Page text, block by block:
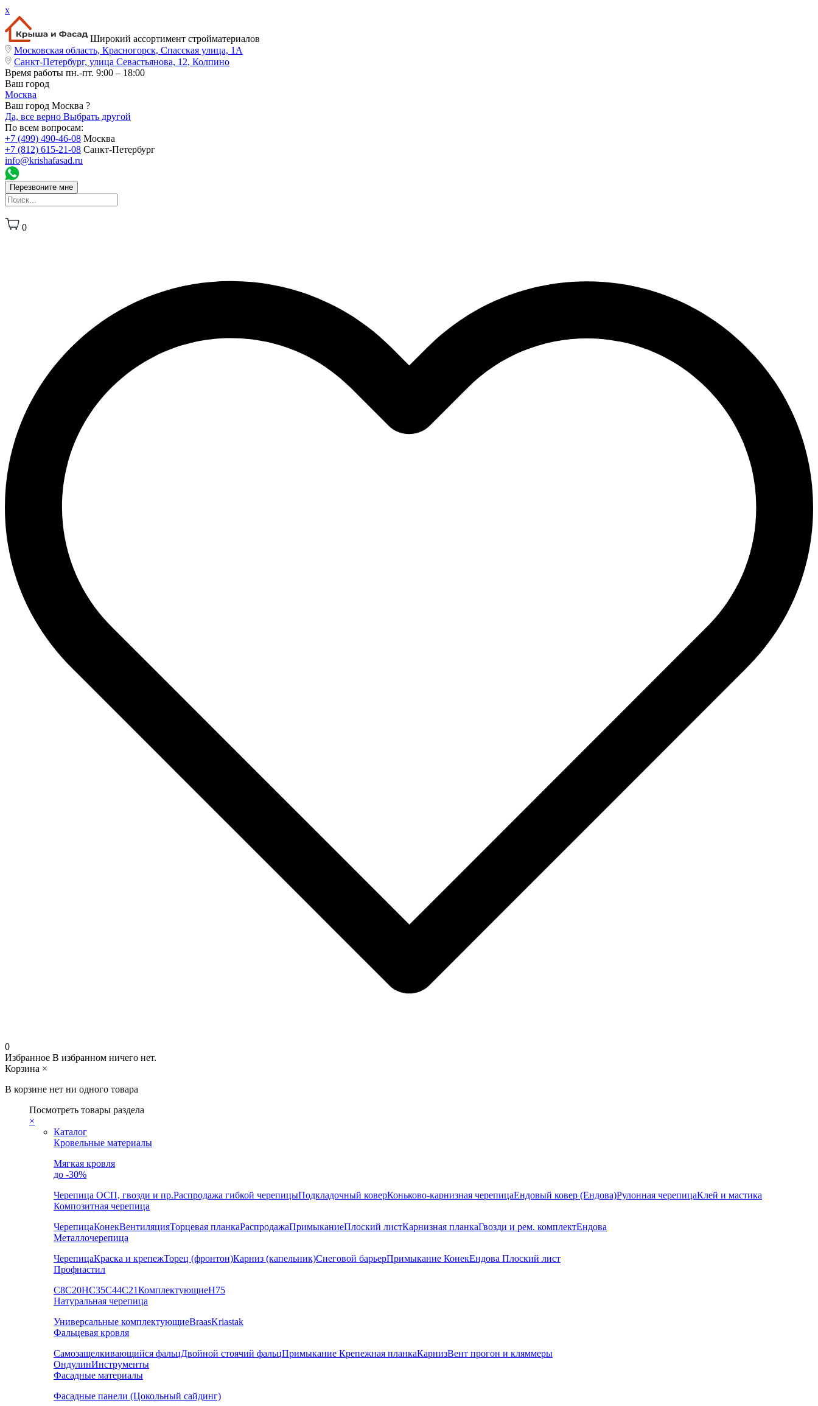
x
Широкий ассортимент стройматериалов
Московская область, Красногорск, Спасская улица, 1А
Санкт-Петербург, улица Севастьянова, 12, Колпино
Время работы пн.-пт. 9:00 – 18:00
Ваш город
Москва
Ваш город Москва ?
Да, все верно Выбрать другой
По всем вопросам:
+7 (499) 490-46-08 Москва
+7 (812) 615-21-08 Санкт-Петербург
info@krishafasad.ru
Перезвоните мне
0
0
Избранное В избранном ничего нет.
Корзина ×
В корзине нет ни одного товара
Посмотреть товары раздела
×
Каталог
Кровельные материалы
Мягкая кровля
до -30%
Черепица ОСП, гвозди и пр.Распродажа гибкой черепицыПодкладочный коверКоньково-карнизная черепицаЕндовый ковер (Ендова)Рулонная черепицаКлей и мастика
Композитная черепица
ЧерепицаКонекВентиляцияТорцевая планкаРаспродажаПримыканиеПлоский листКарнизная планкаГвозди и рем. комплектЕндова
Металлочерепица
ЧерепицаКраска и крепежТорец (фронтон)Карниз (капельник)Снеговой барьерПримыкание КонекЕндова Плоский лист
Профнастил
С8С20НС35С44С21КомплектующиеН75
Натуральная черепица
Универсальные комплектующиеBraasKriastak
Фальцевая кровля
Самозащелкивающийся фальцДвойной стоячий фальцПримыкание Крепежная планкаКарнизВент прогон и кляммеры
ОндулинИнструменты
Фасадные материалы
Фасадные панели (Цокольный сайдинг)